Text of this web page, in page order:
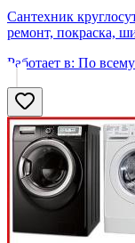
Сантехник
ремонт, покраска,
Работает в: По